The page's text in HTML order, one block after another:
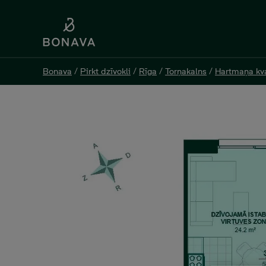
Bonava / Pirkt dzīvokli / Rīga / Torņakalns / Hartmaņa
Bonava / Pirkt dzīvokli / Rīga / Torņakalns / Hartmaņa